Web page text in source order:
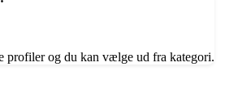
profiler og du kan vælge ud fra kategori.